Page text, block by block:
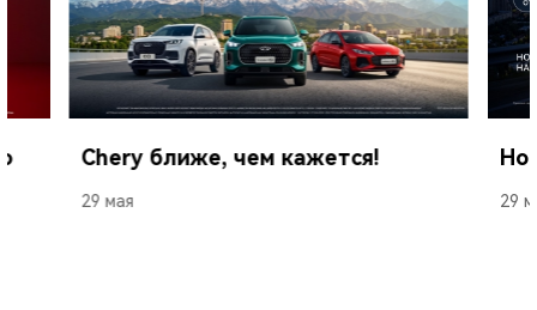
Chery ближе, чем кажется!
29 мая 29